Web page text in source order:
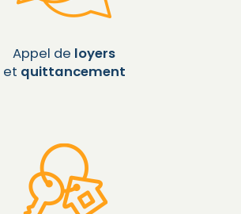
Appel de loyers
et quittancement